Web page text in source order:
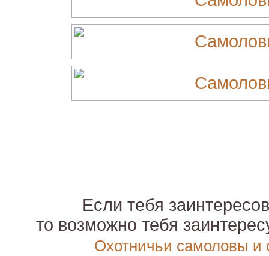
Если тебя
то возможно тебя
Охотничьи самоловы и